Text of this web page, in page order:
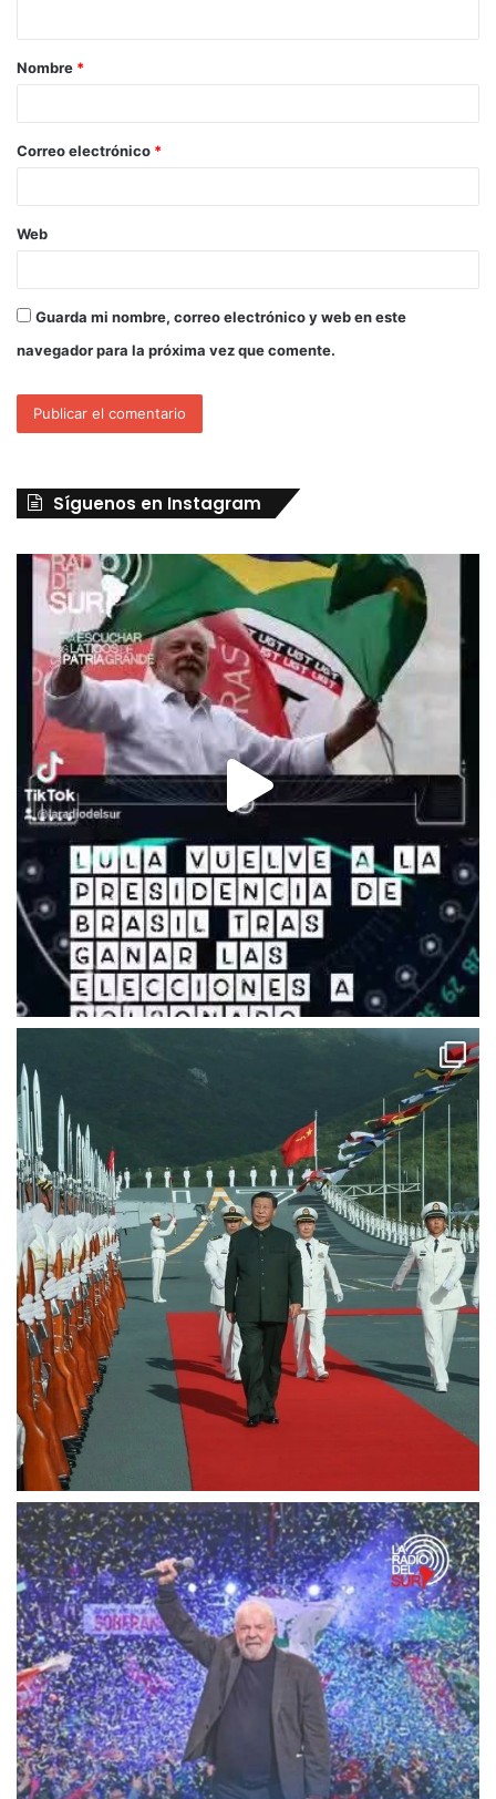
Nombre *
Correo electrónico *
Web
Guarda mi nombre, correo electrónico y web en este
navegador para la próxima vez que comente.
Síguenos en Instagram